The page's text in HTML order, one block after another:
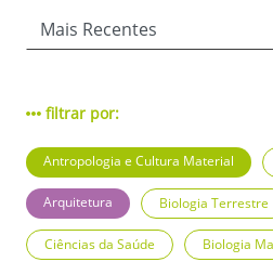
filtrar por:
Antropologia e Cultura Material
Arquitetura Biologia Terrestre
Ciências da Saúde Biologia